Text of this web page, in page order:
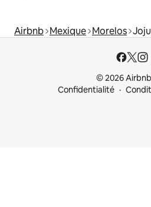
Airbnb Mexique Morelos
© 2026
Confidentialité